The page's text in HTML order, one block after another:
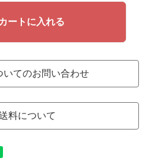
カートに入れる
いてのお問い合わせ
料について